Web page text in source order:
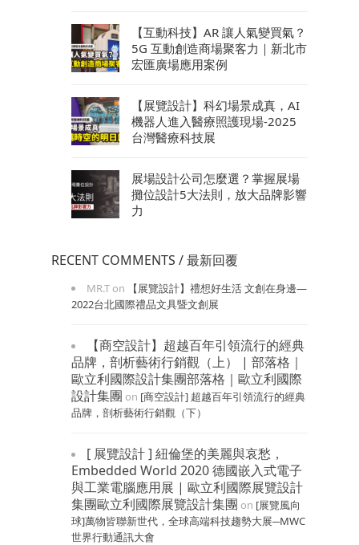
【互動科技】AR 讓人氣變買氣？
5G 互動創造商場聚客力｜新北市
宏匯廣場應用案例
【展覽設計】科幻場景成真，AI
機器人進入醫療照護現場-2025
台灣醫療科技展
展場設計公司怎麼選？掌握展場
攤位設計5大法則，放大品牌影響
力
RECENT COMMENTS / 最新回覆
MR.T on
【展覽設計】禮想好生活 文創在身邊—
2022台北國際禮品文具暨文創展
【商空設計】超越百年引領流行的經典
品牌，剖析藝術行銷觀（上） | 部落格｜
歐立利國際設計集團部落格｜歐立利國際
設計集團 on [商空設計] 超越百年引領流行的經典
品牌，剖析藝術行銷觀（下）
[ 展覽設計 ] 紐倫堡的美麗與哀愁，
Embedded World 2020 德國嵌入式電子
與工業電腦應用展 | 歐立利國際展覽設計
集團歐立利國際展覽設計集團 on [展覽風向
球]萬物皆聯新世代，全球高端科技趨勢大展─MWC
世界行動通訊大會